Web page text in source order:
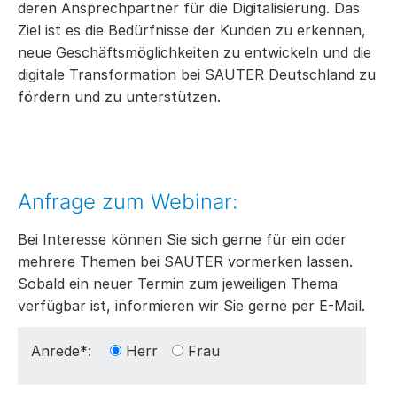
deren Ansprechpartner für die Digitalisierung. Das
Ziel ist es die Bedürfnisse der Kunden zu erkennen,
neue Geschäftsmöglichkeiten zu entwickeln und die
digitale Transformation bei SAUTER Deutschland zu
fördern und zu unterstützen.
Anfrage zum Webinar:
Bei Interesse können Sie sich gerne für ein oder
mehrere Themen bei SAUTER vormerken lassen.
Sobald ein neuer Termin zum jeweiligen Thema
verfügbar ist, informieren wir Sie gerne per E-Mail.
Anrede*: Herr Frau